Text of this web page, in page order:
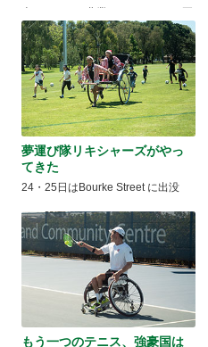
米どころでの農業とモノづくりの両
方を体験できる
夢運び隊リキシャーズがやっ
てきた
24・25日はBourke Street に出没
もう一つのテニス、強豪国は